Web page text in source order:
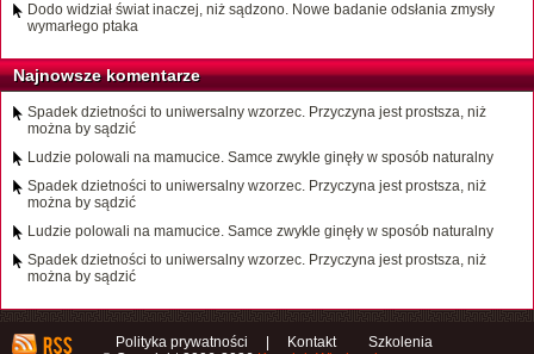
Dodo widział świat inaczej, niż sądzono. Nowe badanie odsłania zmysły
wymarłego ptaka
Najnowsze komentarze
Spadek dzietności to uniwersalny wzorzec. Przyczyna jest prostsza, niż
można by sądzić
Ludzie polowali na mamucice. Samce zwykle ginęły w sposób naturalny
Spadek dzietności to uniwersalny wzorzec. Przyczyna jest prostsza, niż
można by sądzić
Ludzie polowali na mamucice. Samce zwykle ginęły w sposób naturalny
Spadek dzietności to uniwersalny wzorzec. Przyczyna jest prostsza, niż
można by sądzić
Polityka prywatności Kontakt
Szkolenia